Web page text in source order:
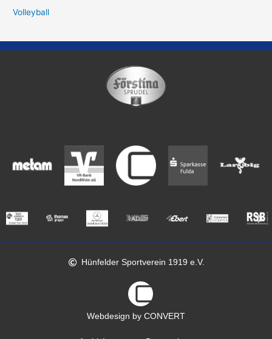
Volleyball
Hünfelder Sportverein 1919 e.V.
Webdesign by CONVERT